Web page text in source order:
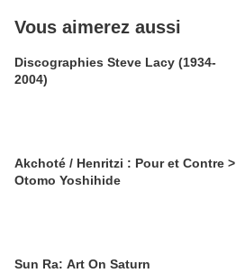
Vous aimerez aussi
Discographies Steve Lacy (1934-
2004)
Akchoté / Henritzi : Pour et Contre >
Otomo Yoshihide
Sun Ra: Art On Saturn